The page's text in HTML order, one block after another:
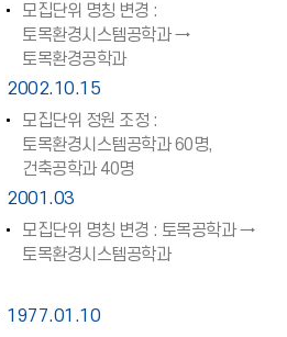
모집단위 명칭 변경 :
토목환경시스템공학과 →
토목환경공학과
2002.10.15
모집단위 정원 조정 :
토목환경시스템공학과 60명,
건축공학과 40명
2001.03
모집단위 명칭 변경 : 토목공학과 →
토목환경시스템공학과
1977.01.10